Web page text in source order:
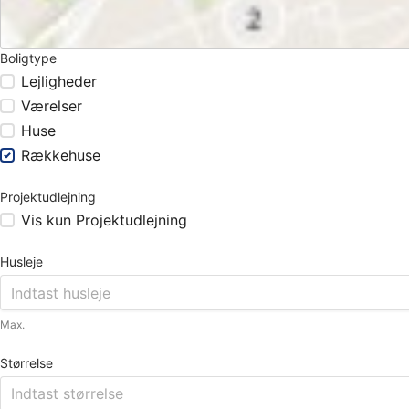
Boligtype
Lejligheder
Værelser
Huse
Rækkehuse
Projektudlejning
Vis kun Projektudlejning
Husleje
Max.
Størrelse